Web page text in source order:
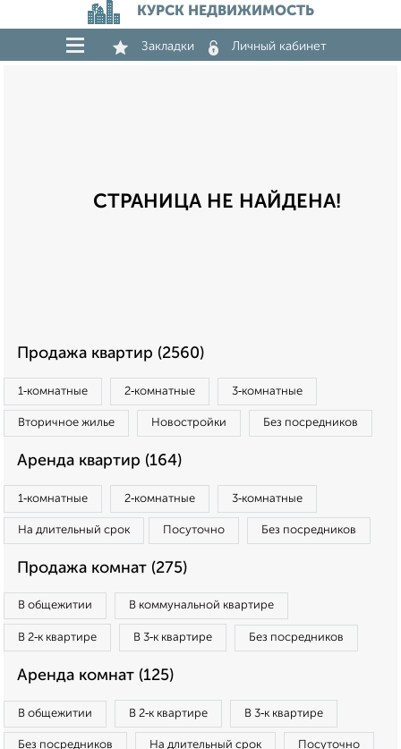
КУРСК НЕДВИЖИМОСТЬ
Закладки Личный кабинет
СТРАНИЦА НЕ НАЙДЕНА!
Продажа квартир (2560)
1‑комнатные 2‑комнатные 3‑комнатные
Вторичное жилье Новостройки Без посредников
Аренда квартир (164)
1‑комнатные 2‑комнатные 3‑комнатные
На длительный срок Посуточно Без посредников
Продажа комнат (275)
В общежитии В коммунальной квартире
В 2‑к квартире В 3‑к квартире Без посредников
Аренда комнат (125)
В общежитии В 2‑к квартире В 3‑к квартире
Без посредников На длительный срок Посуточно